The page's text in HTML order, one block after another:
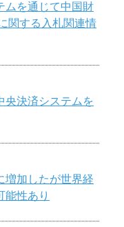
ムを通じて中国財
関する入札関連情
央決済システムを
増加したが世界経
能性あり